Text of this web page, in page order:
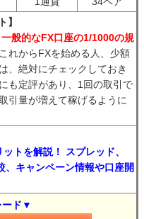
】
一般的なFX口座の1/1000の規
れからFXを始める人、少額
、絶対にチェックしておき
も定評があり、1回の取引で
引量が増えて稼げるように
トを解説！ スプレッド、
、キャンペーン情報や口座開
ード▼